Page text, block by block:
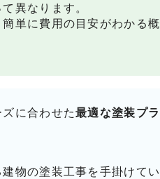
異なります。
単に費用の目安がわかる
に合わせた最適な塗装プ
物の塗装工事を手掛けてい